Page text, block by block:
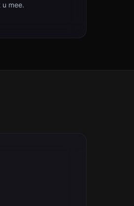
mee.